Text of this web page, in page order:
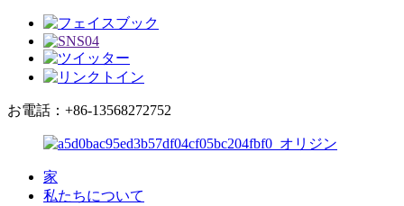
お電話：+86-13568272752
家
私たちについて